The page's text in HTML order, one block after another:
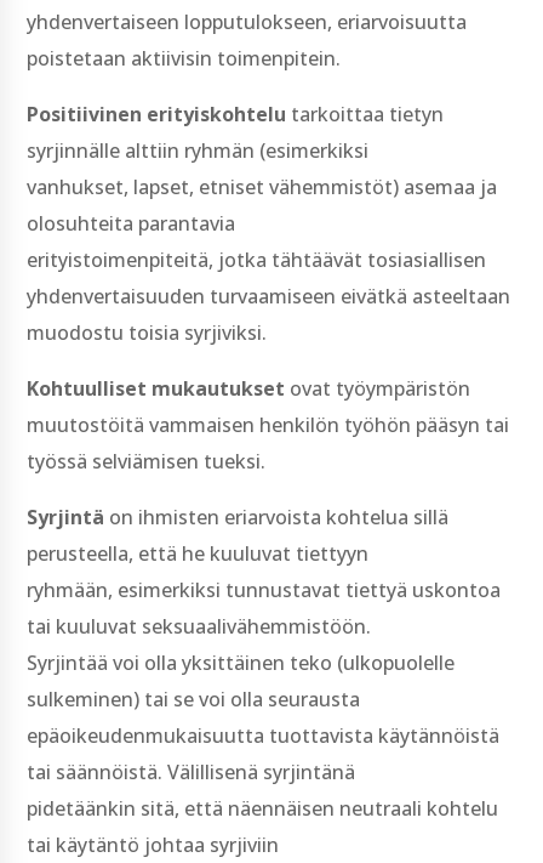
yhdenvertaiseen lopputulokseen, eriarvoisuutta
poistetaan aktiivisin toimenpitein.
Positiivinen erityiskohtelu tarkoittaa tietyn
syrjinnälle alttiin ryhmän (esimerkiksi
vanhukset, lapset, etniset vähemmistöt) asemaa ja
olosuhteita parantavia
erityistoimenpiteitä, jotka tähtäävät tosiasiallisen
yhdenvertaisuuden turvaamiseen eivätkä asteeltaan
muodostu toisia syrjiviksi.
Kohtuulliset mukautukset ovat työympäristön
muutostöitä vammaisen henkilön työhön pääsyn tai
työssä selviämisen tueksi.
Syrjintä on ihmisten eriarvoista kohtelua sillä
perusteella, että he kuuluvat tiettyyn
ryhmään, esimerkiksi tunnustavat tiettyä uskontoa
tai kuuluvat seksuaalivähemmistöön.
Syrjintää voi olla yksittäinen teko (ulkopuolelle
sulkeminen) tai se voi olla seurausta
epäoikeudenmukaisuutta tuottavista käytännöistä
tai säännöistä. Välillisenä syrjintänä
pidetäänkin sitä, että näennäisen neutraali kohtelu
tai käytäntö johtaa syrjiviin